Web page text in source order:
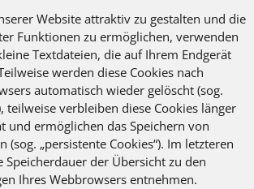
Website attraktiv zu gestalten und die
Funktionen zu ermöglichen, verwenden
Textdateien, die auf Ihrem Endgerät
werden diese Cookies nach
automatisch wieder gelöscht (sog.
teilweise verbleiben diese Cookies länger
und ermöglichen das Speichern von
(sog. „persistente Cookies“). Im letzteren
Speicherdauer der Übersicht zu den
Ihres Webbrowsers entnehmen.